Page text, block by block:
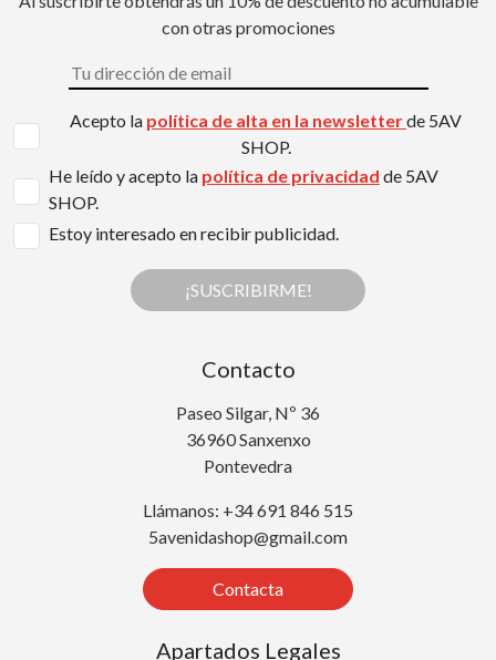
con otras promociones
Acepto la política de alta en la newsletterde 5AV
SHOP.
He leído y acepto la política de privacidad de 5AV
SHOP.
Estoy interesado en recibir publicidad.
¡SUSCRIBIRME!
Contacto
Paseo Silgar, Nº 36
36960 Sanxenxo
Pontevedra
Llámanos: +34 691 846 515
5avenidashop@gmail.com
Contacta
Apartados Legales